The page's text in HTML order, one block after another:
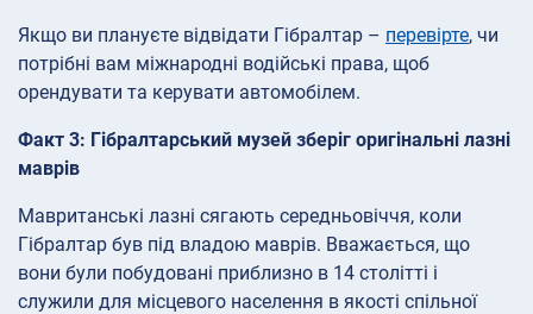
Якщо ви плануєте відвідати Гібралтар – перевірте, чи
потрібні вам міжнародні водійські права, щоб
орендувати та керувати автомобілем.
Факт 3: Гібралтарський музей зберіг оригінальні лазні
маврів
Мавританські лазні сягають середньовіччя, коли
Гібралтар був під владою маврів. Вважається, що
вони були побудовані приблизно в 14 столітті і
служили для місцевого населення в якості спільної